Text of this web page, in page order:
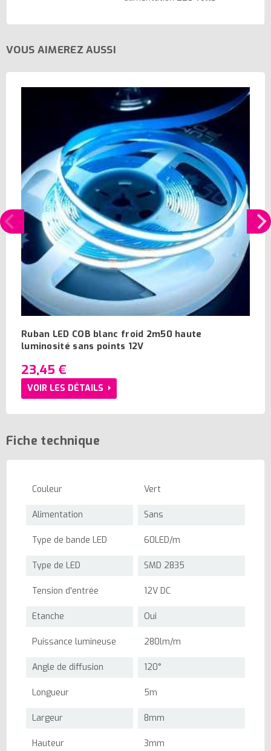
VOUS AIMEREZ AUSSI
Ruban LED COB blanc froid 2m50 haute
luminosité sans points 12V
23,45 €
VOIR LES DÉTAILS
Fiche technique
Couleur Vert
Alimentation Sans
Type de bande LED 60LED/m
Type de LED SMD 2835
Tension d'entrée 12V DC
Etanche Oui
Puissance lumineuse 280lm/m
Angle de diffusion 120°
Longueur 5m
Largeur 8mm
Hauteur 3mm